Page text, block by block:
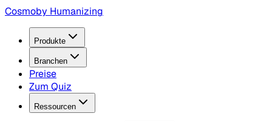
Cosmoby Humanizing
Produkte
Branchen
Preise
Zum Quiz
Ressourcen